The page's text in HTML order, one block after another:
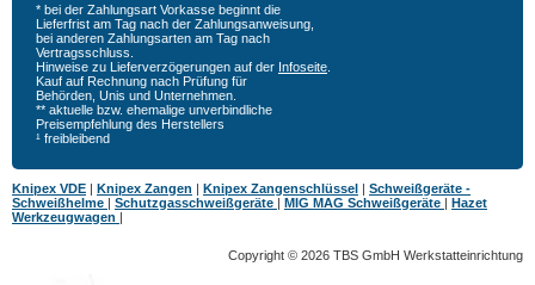
* bei der Zahlungsart Vorkasse beginnt die
Lieferfrist am Tag nach der Zahlungsanweisung,
bei anderen Zahlungsarten am Tag nach
Vertragsschluss.
Hinweise zu Lieferverzögerungen auf der Infoseite
Kauf auf Rechnung nach Prüfung für
Behörden, Unis und Unternehmen.
** aktuelle bzw. ehemalige unverbindliche
Preisempfehlung des Herstellers
¹ freibleibend
Knipex VDE | Knipex Zangen | Knipex Zangenschlüssel | Schweißgeräte -
Schweißhelme | Schutzgasschweißgeräte | MIG MAG Schweißgeräte | Hazet
Werkzeugwagen |
Copyright © 2026 TBS GmbH Werkstatteinrichtung